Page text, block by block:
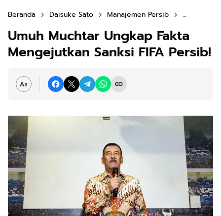
Beranda Daisuke Sato Manajemen Persib Sanksi FIFA
Umuh Muchtar Ungkap Fakta
Mengejutkan Sanksi FIFA Persib!